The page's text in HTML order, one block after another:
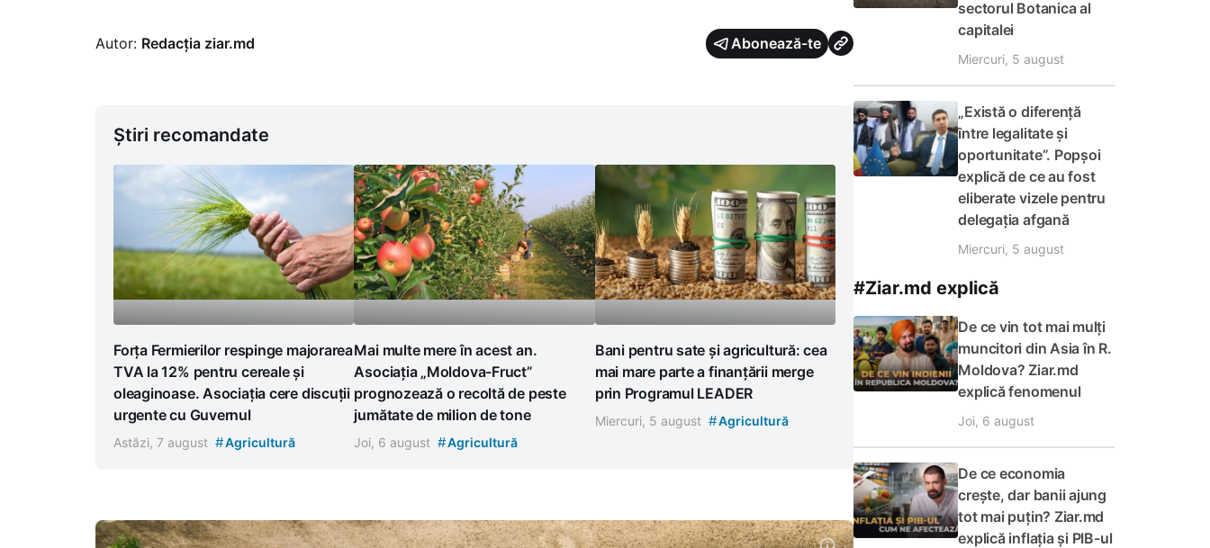
Autor: Redacția ziar.md Abonează-te
Știri recomandate
Forța Fermierilor respinge majorarea
TVA la 12% pentru cereale și
oleaginoase. Asociația cere discuții
urgente cu Guvernul
Astăzi, 7 august #Agricultură
Mai multe mere în acest an.
Asociația „Moldova-Fruct”
prognozează o recoltă de peste
jumătate de milion de tone
Joi, 6 august #Agricultură
Bani pentru sate și agricultură: cea
mai mare parte a finanțării merge
prin Programul LEADER
Miercuri, 5 august #Agricultură
sectorul Botanica al
capitalei
Miercuri, 5 august
„Există o diferență
între legalitate și
oportunitate”. Popșoi
explică de ce au fost
eliberate vizele pentru
delegația afgană
Miercuri, 5 august
#Ziar.md explică
De ce vin tot mai mulți
muncitori din Asia în R.
Moldova? Ziar.md
explică fenomenul
Joi, 6 august
De ce economia
crește, dar banii ajung
tot mai puțin? Ziar.md
explică inflația și PIB-ul